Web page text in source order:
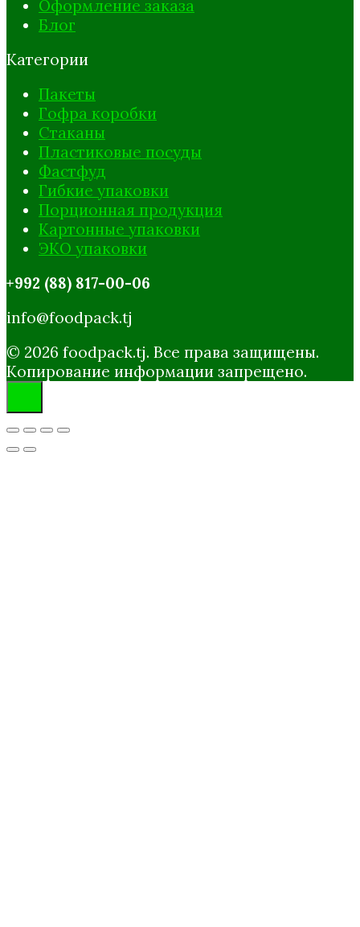
Оформление заказа
Блог
Категории
Пакеты
Гофра коробки
Стаканы
Пластиковые посуды
Фастфуд
Гибкие упаковки
Порционная продукция
Картонные упаковки
ЭКО упаковки
+992 (88) 817-00-06
info@foodpack.tj
© 2026 foodpack.tj. Все права защищены.
Копирование информации запрещено.